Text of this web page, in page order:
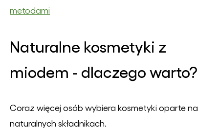
metodami
Naturalne kosmetyki z
miodem - dlaczego warto?
Coraz więcej osób wybiera kosmetyki oparte na
naturalnych składnikach.